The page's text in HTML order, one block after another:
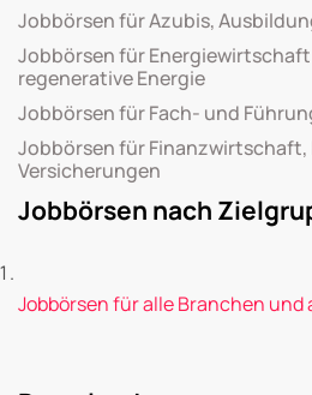
Jobbörsen für Azubis,
Jobbörsen für Energiewirtschaft
regenerative Energie
Jobbörsen für Fach- und
Jobbörsen für Finanzwirtschaft,
Versicherungen
Jobbörsen nach
Jobbörsen für alle Branchen und